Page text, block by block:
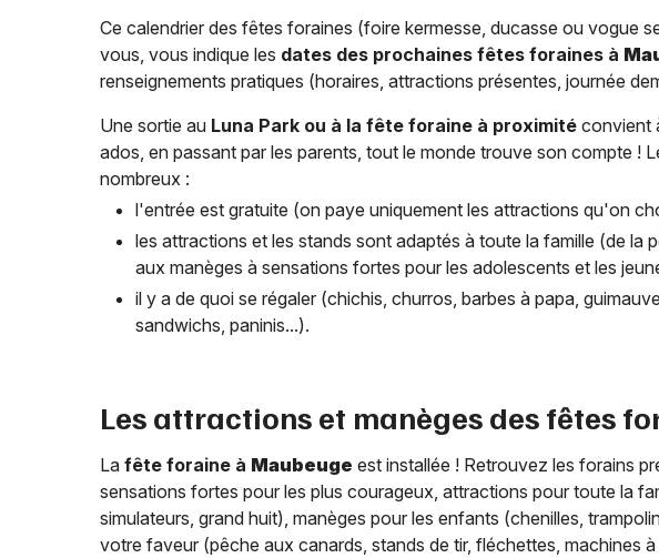
Ce calendrier des fêtes foraines (foire kermesse, ducasse ou vogue
vous, vous indique les dates des prochaines fêtes foraines à
renseignements pratiques (horaires, attractions présentes, journée
Une sortie au Luna Park ou à la fête foraine à proximité convient
ados, en passant par les parents, tout le monde trouve son compte !
nombreux :
l'entrée est gratuite (on paye uniquement les attractions qu'on
les attractions et les stands sont adaptés à toute la famille (de la
aux manèges à sensations fortes pour les adolescents et les
il y a de quoi se régaler (chichis, churros, barbes à papa,
sandwichs, paninis...).
Les attractions et manèges des fêtes
La fête foraine à Maubeuge est installée ! Retrouvez les forains
sensations fortes pour les plus courageux, attractions pour toute la
simulateurs, grand huit), manèges pour les enfants (chenilles,
votre faveur (pêche aux canards, stands de tir, fléchettes, machines